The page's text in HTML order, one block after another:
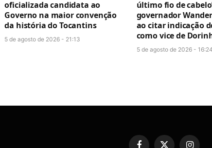
oficializada candidata ao
Governo na maior convenção
da história do Tocantins
5 de agosto de 2026 - 21:13
último fio de
governador
ao citar indicação
como vice de
5 de agosto de 2026 - 16:24